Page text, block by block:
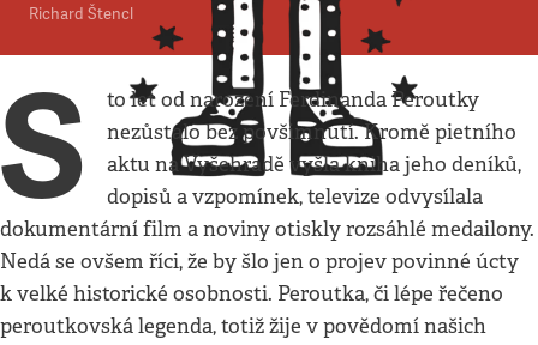
Richard Štencl
S
to let od narození Ferdinanda Peroutky
nezůstalo bez povšimnutí. Kromě pietního
aktu na Vyšehradě vyšla kniha jeho deníků,
dopisů a vzpomínek, televize odvysílala
dokumentární film a noviny otiskly rozsáhlé medailony.
Nedá se ovšem říci, že by šlo jen o projev povinné úcty
k velké historické osobnosti. Peroutka, či lépe řečeno
peroutkovská legenda, totiž žije v povědomí našich